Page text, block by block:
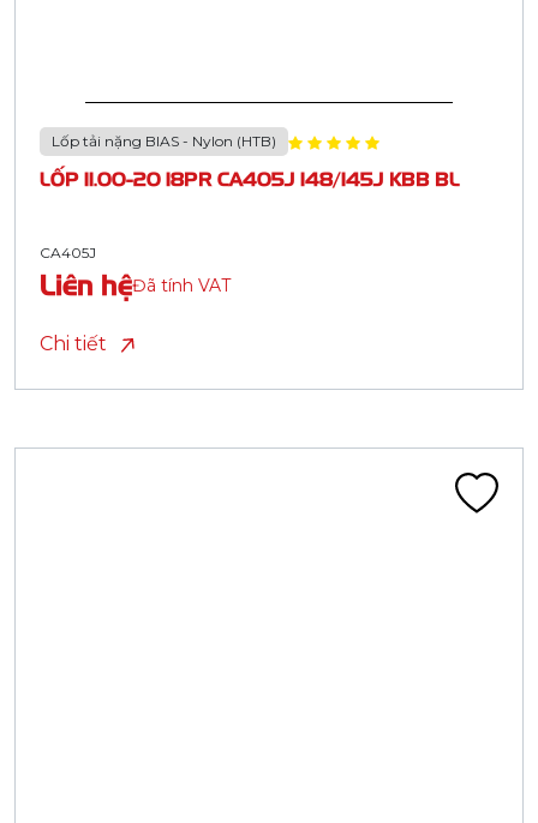
Lốp tải nặng BIAS - Nylon (HTB)
LỐP 11.00-20 18PR CA405J 148/145J KBB BL
CA405J
Liên hệĐã tính VAT
Chi tiết